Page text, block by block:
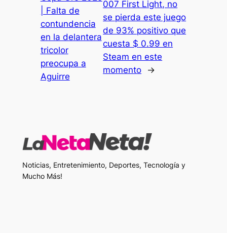
| Falta de
contundencia
en la delantera
tricolor
preocupa a
Aguirre
007 First Light, no
se pierda este juego
de 93% positivo que
cuesta $ 0.99 en
Steam en este
momento
→
Noticias, Entretenimiento, Deportes, Tecnología y
Mucho Más!